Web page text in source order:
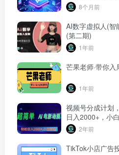
8个月前
AI数字虚拟人(智
(第二期)
1年前
芒果老师·带你
1年前
视频号分成计划
日入2000+，小
2年前
TikTok小店广告